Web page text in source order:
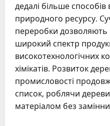
дедалі більше
природного ресурсу.
переробки
широкий спектр
високотехнологічних
хімікатів. Розвиток
промисловості
список, роблячи
матеріалом без